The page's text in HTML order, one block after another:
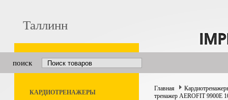
Таллинн
поиск
КАРДИОТРЕНАЖЕРЫ
Главная
тренажер AEROFIT 9900E